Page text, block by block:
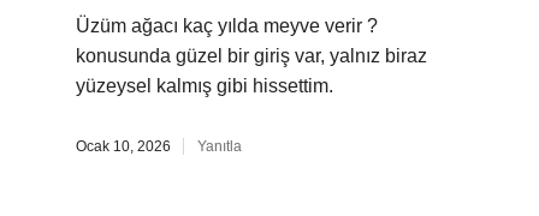
Üzüm ağacı kaç yılda meyve verir ?
konusunda güzel bir giriş var, yalnız biraz
yüzeysel kalmış gibi hissettim.
Ocak 10, 2026 Yanıtla